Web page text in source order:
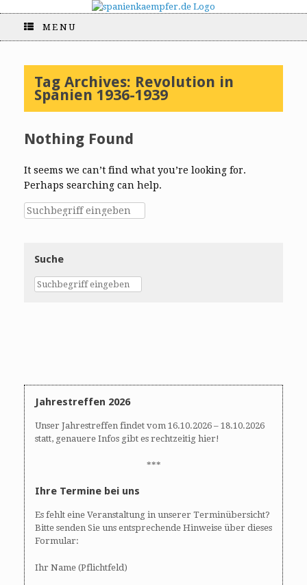
MENU
Tag Archives: Revolution in
Spanien 1936-1939
Nothing Found
It seems we can’t find what you’re looking for.
Perhaps searching can help.
Suche
Jahrestreffen 2026
Unser Jahrestreffen findet vom 16.10.2026 – 18.10.2026
statt, genauere Infos gibt es rechtzeitig hier!
***
Ihre Termine bei uns
Es fehlt eine Veranstaltung in unserer Terminübersicht?
Bitte senden Sie uns entsprechende Hinweise über dieses
Formular:
Ihr Name (Pflichtfeld)